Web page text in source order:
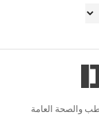
والصحة العامة